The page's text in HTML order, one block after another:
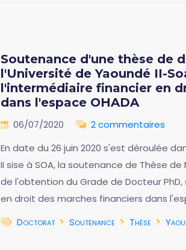
Soutenance d'une thèse de
l'Université de Yaoundé II-
l'intermédiaire financier en
dans l'espace OHADA
06/07/2020 2 commentaires
En date du 26 juin 2020 s'est déroulée
II sise à SOA, la soutenance de Thèse
de l'obtention du Grade de Docteur
en droit des marches financiers dans
Doctorat
Soutenance Thèse